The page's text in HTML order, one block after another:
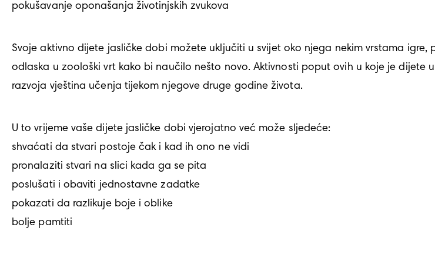
pokušavanje oponašanja životinjskih zvukova
Svoje aktivno dijete jasličke dobi možete uključiti u svijet oko njega nekim vrstama
odlaska u zoološki vrt kako bi naučilo nešto novo. Aktivnosti poput ovih u koje je dijete
razvoja vještina učenja tijekom njegove druge godine života.
U to vrijeme vaše dijete jasličke dobi vjerojatno već može sljedeće:
shvaćati da stvari postoje čak i kad ih ono ne vidi
pronalaziti stvari na slici kada ga se pita
poslušati i obaviti jednostavne zadatke
pokazati da razlikuje boje i oblike
bolje pamtiti